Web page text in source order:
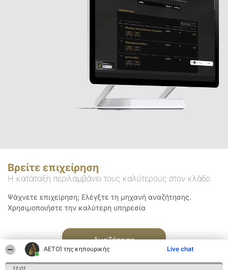
ΑΕΤΟΊ της κηπουρικής Live chat
17:07
Βρείτε επιχείρηση
Η κατάταξη περιλαμβάνει τους καλύτερους στον κλάδο
Ψάχνετε επιχείρηση; Ελέγξτε τη μηχανή αναζήτησης.
Χρησιμοποιήστε την καλύτερη υπηρεσία
Αναζήτηση